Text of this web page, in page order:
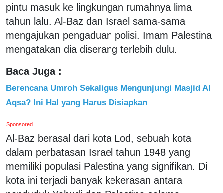
pintu masuk ke lingkungan rumahnya lima
tahun lalu. Al-Baz dan Israel sama-sama
mengajukan pengaduan polisi. Imam Palestina
mengatakan dia diserang terlebih dulu.
Baca Juga :
Berencana Umroh Sekaligus Mengunjungi Masjid Al
Aqsa? Ini Hal yang Harus Disiapkan
Sponsored
Al-Baz berasal dari kota Lod, sebuah kota
dalam perbatasan Israel tahun 1948 yang
memiliki populasi Palestina yang signifikan. Di
kota ini terjadi banyak kekerasan antara